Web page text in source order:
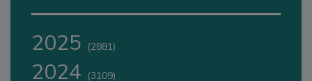
2025 (2881)
2024 (3109)